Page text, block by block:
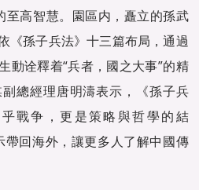
至高智慧。園區内，矗立的孫武
《孫子兵法》十三篇布局，通過
動诠釋着“兵者，國之大事”的精
總經理唐明濤表示，《孫子兵
戰争，更是策略與哲學的結
帶回海外，讓更多人了解中國傳